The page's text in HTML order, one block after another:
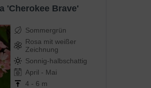
'Cherokee Brave'
Sommergrün
Rosa mit weißer
Zeichnung
Sonnig-halbschattig
April - Mai
4 - 6 m